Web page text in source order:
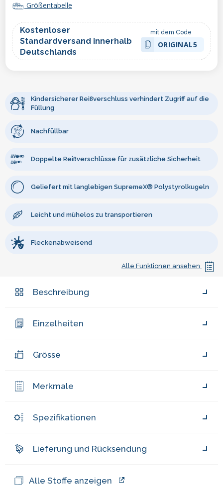
Größentabelle
Kostenloser
Standardversand innerhalb
Deutschlands
mit dem Code
ORIGINAL5
Kindersicherer Reißverschluss verhindert Zugriff auf die
Füllung
Nachfüllbar
Doppelte Reißverschlüsse für zusätzliche Sicherheit
Geliefert mit langlebigen SupremeX® Polystyrolkugeln
Leicht und mühelos zu transportieren
Fleckenabweisend
Alle Funktionen ansehen
Beschreibung
Einzelheiten
Grösse
Merkmale
Spezifikationen
Lieferung und Rücksendung
Alle Stoffe anzeigen